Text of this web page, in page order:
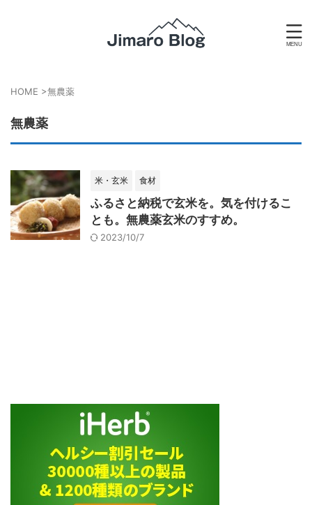
HOME >無農薬
無農薬
米・玄米 食材
ふるさと納税で玄米を。気を付けるこ
とも。無農薬玄米のすすめ。
2023/10/7